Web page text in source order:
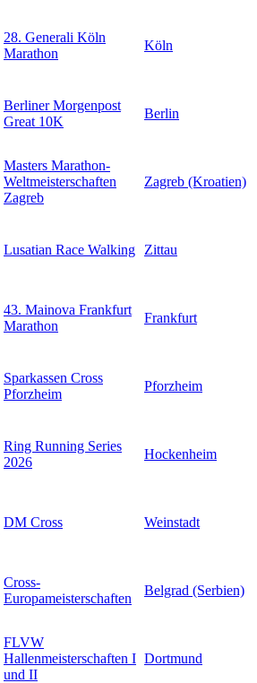
28. Generali Köln
Marathon
Köln
Berliner Morgenpost
Great 10K
Berlin
Masters Marathon-
Weltmeisterschaften
Zagreb
Zagreb (Kroatien)
Lusatian Race Walking Zittau
43. Mainova Frankfurt
Marathon
Frankfurt
Sparkassen Cross
Pforzheim
Pforzheim
Ring Running Series
2026
Hockenheim
DM Cross Weinstadt
Cross-
Europameisterschaften
Belgrad (Serbien)
FLVW
Hallenmeisterschaften I
und II
Dortmund